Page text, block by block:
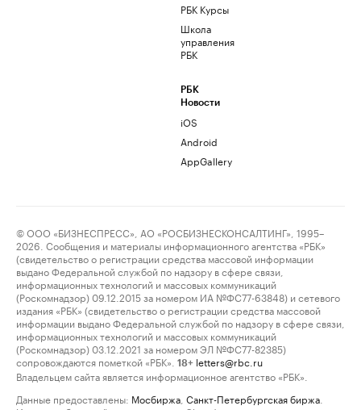
РБК Курсы
Школа
управления
РБК
РБК
Новости
iOS
Android
AppGallery
© ООО «БИЗНЕСПРЕСС», АО «РОСБИЗНЕСКОНСАЛТИНГ», 1995–
2026. Сообщения и материалы информационного агентства «РБК»
(свидетельство о регистрации средства массовой информации
выдано Федеральной службой по надзору в сфере связи,
информационных технологий и массовых коммуникаций
(Роскомнадзор) 09.12.2015 за номером ИА №ФС77-63848) и сетевого
издания «РБК» (свидетельство о регистрации средства массовой
информации выдано Федеральной службой по надзору в сфере связи,
информационных технологий и массовых коммуникаций
(Роскомнадзор) 03.12.2021 за номером ЭЛ №ФС77-82385)
сопровождаются пометкой «РБК».
18+ letters@rbc.ru
Владельцем сайта является информационное агентство «РБК».
Данные предоставлены: Мосбиржа Санкт-Петербургская биржа